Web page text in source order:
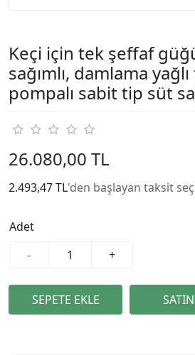
Keçi için tek şeffaf
sağımlı, damlama
pompalı sabit tip süt
26.080,00 TL
2.493,47 TL'den başlayan taksit
Adet
-
+